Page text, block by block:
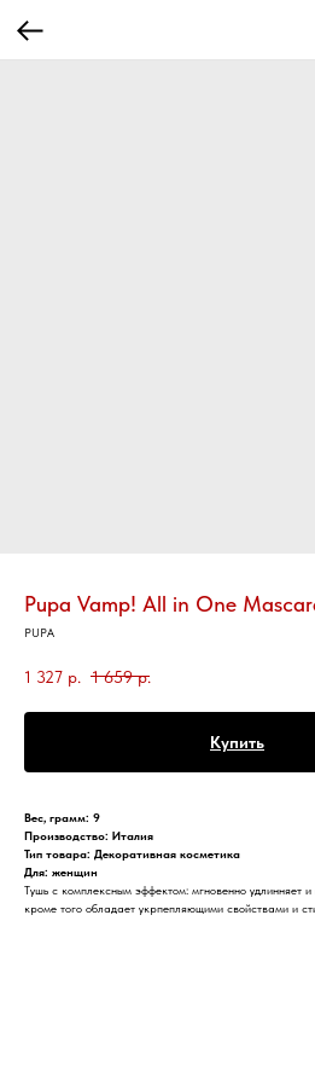
Pupa Vamp! All in One
PUPA
1 327 р. 1 659 р.
Купить
Вес, грамм: 9
Производство: Италия
Тип товара: Декоративная косметика
Для: женщин
Тушь с комплексным эффектом: мгновенно удлинняет
кроме того обладает укрпепляющими свойствами и